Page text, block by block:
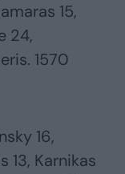
15,
24,
1570
16,
13, Karnikas